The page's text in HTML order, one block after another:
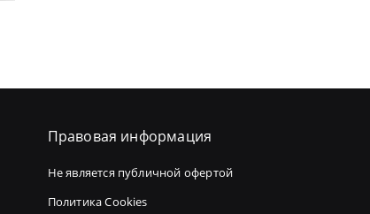
Правовая информация
Не является публичной офертой
Политика Cookies